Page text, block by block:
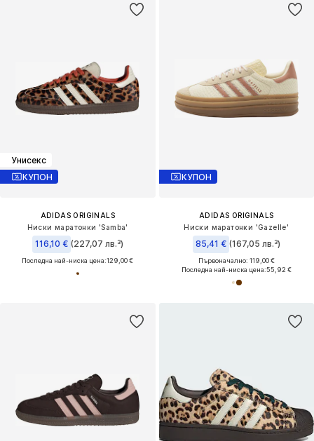
Унисекс
КУПОН
ADIDAS ORIGINALS
Ниски маратонки 'Samba'
116,10 € (227,07 лв.³)
Последна най-ниска цена:129,00 €
КУПОН
ADIDAS ORIGINALS
Ниски маратонки 'Gazelle'
85,41 € (167,05 лв.³)
Първоначално: 119,00 €
Последна най-ниска цена:55,92 €